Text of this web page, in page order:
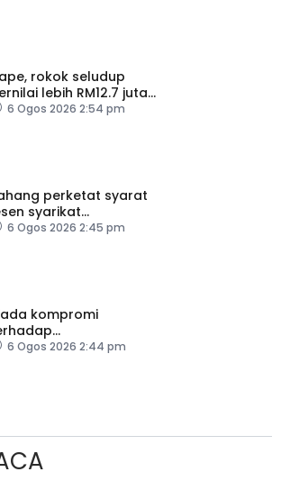
rokok seludup
lebih RM12.7 juta
di Selangor
6 Ogos 2026 2:54 pm
perketat syarat
syarikat
bendung
6 Ogos 2026 2:45 pm
kompromi
jika
6 Ogos 2026 2:44 pm